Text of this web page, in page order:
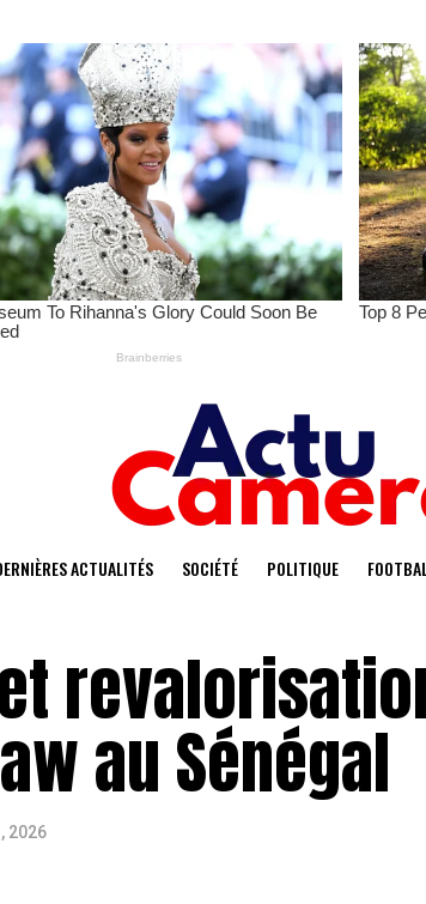
ACTUALITÉS SOCIÉTÉ POLITIQUE
au Sénégal
2026